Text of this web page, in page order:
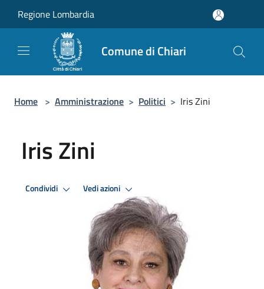
Regione Lombardia
Comune di Chiari
Home > Amministrazione > Politici > Iris Zini
Iris Zini
Condividi Vedi azioni